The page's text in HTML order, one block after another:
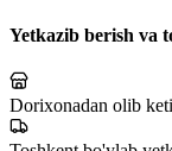
Yetkazib berish va
Dorixonadan olib